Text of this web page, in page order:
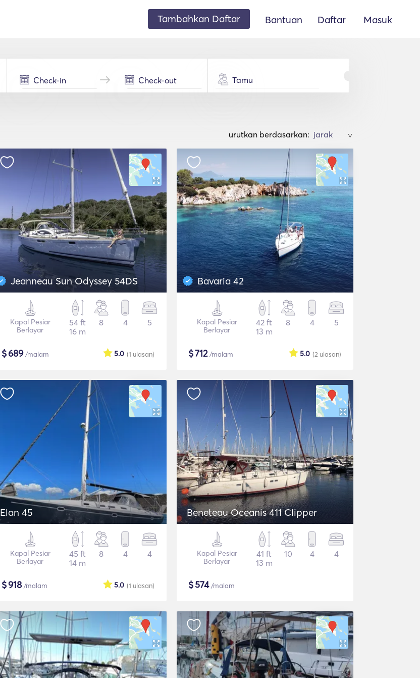
Tambahkan Daftar Bantuan Daftar Masuk
Tamu
urutkan berdasarkan: >
Jeanneau Sun Odyssey 54DS
Kapal Pesiar
Berlayar
54 ft
16 m
8 4 5
$689/malam (1 ulasan)
5.0
Bavaria 42
Kapal Pesiar
Berlayar
42 ft
13 m
8 4 5
$712/malam (2 ulasan)
5.0
Elan 45
Kapal Pesiar
Berlayar
45 ft
14 m
8 4 4
$918/malam (1 ulasan)
5.0
Beneteau Oceanis 411 Clipper
Kapal Pesiar
Berlayar
41 ft
13 m
10 4 4
$574/malam